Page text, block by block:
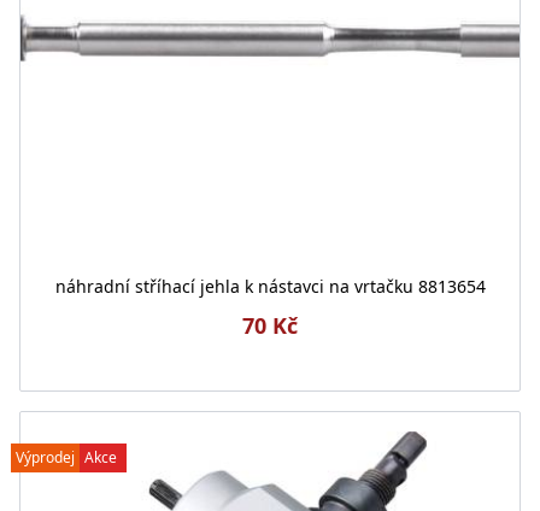
náhradní stříhací jehla k nástavci na vrtačku 8813654
70 Kč
Výprodej Akce